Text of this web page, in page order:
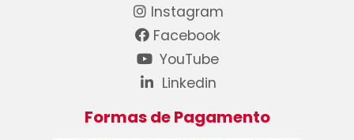
Instagram
Facebook
YouTube
Linkedin
Formas de Pagamento